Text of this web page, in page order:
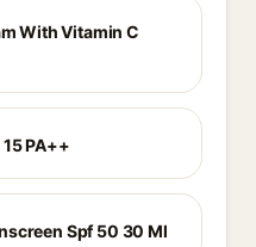
With Vitamin C
PA++
Spf 50 30 Ml